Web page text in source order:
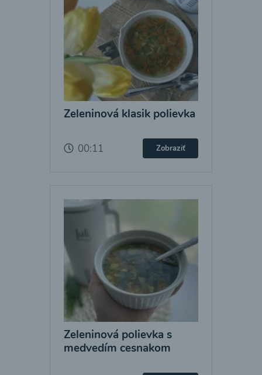
Zeleninová klasik polievka
00:11 Zobraziť
Zeleninová polievka s
medvedím cesnakom